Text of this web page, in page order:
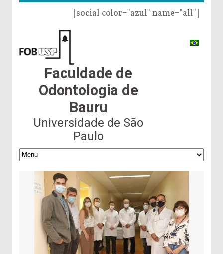
[social color="azul" name="all"]
Faculdade de
Odontologia de
Bauru
Universidade de São
Paulo